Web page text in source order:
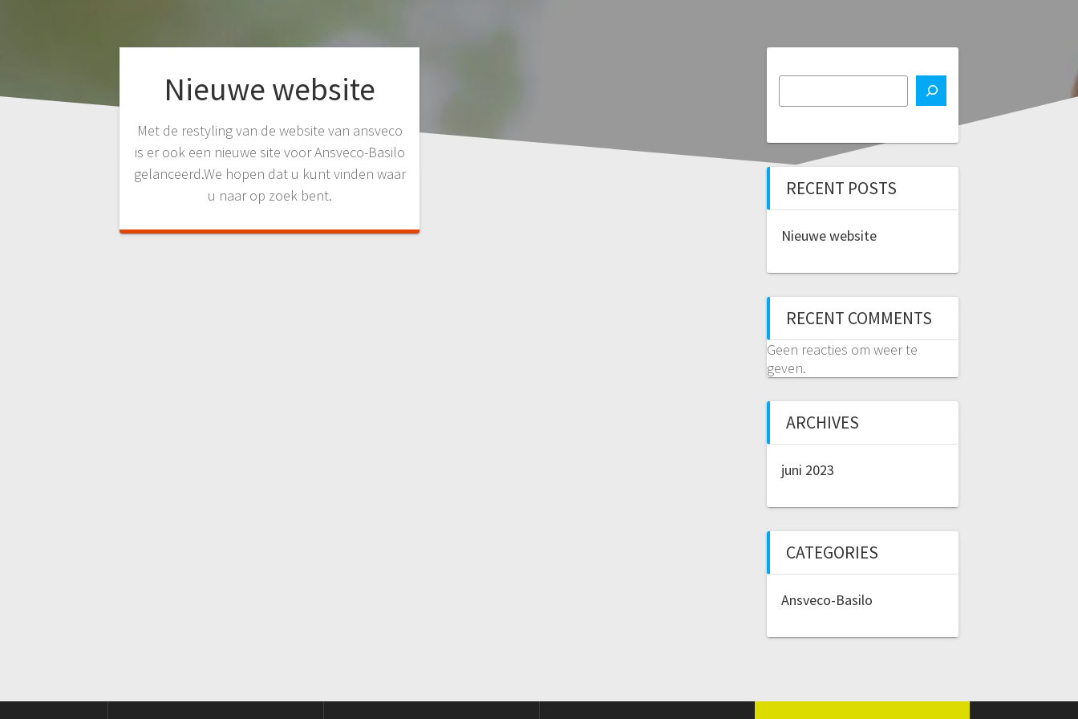
Nieuwe website
Met de restyling van de website van ansveco
is er ook een nieuwe site voor Ansveco-Basilo
gelanceerd.We hopen dat u kunt vinden waar
u naar op zoek bent.
RECENT POSTS
Nieuwe website
RECENT COMMENTS
Geen reacties om weer te
geven.
ARCHIVES
juni 2023
CATEGORIES
Ansveco-Basilo